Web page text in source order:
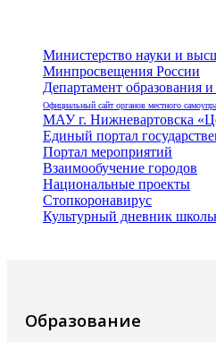
Министерство науки и
Минпросвещения России
Департамент
Официальный сайт органов местного
МАУ г. Нижневартовска
Единый портал
Портал мероприятий
Взаимообучение городов
Национальные проекты
Стопкоронавирус
Культурный дневник
Образование